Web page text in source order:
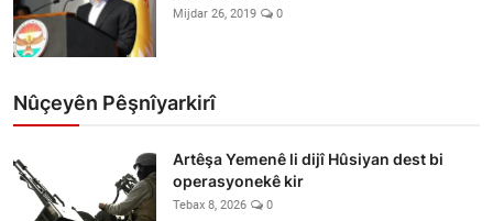
Mijdar 26, 2019 0
Nûçeyên Pêşnîyarkirî
Artêşa Yemenê li dijî Hûsiyan dest bi
operasyonekê kir
Tebax 8, 2026 0